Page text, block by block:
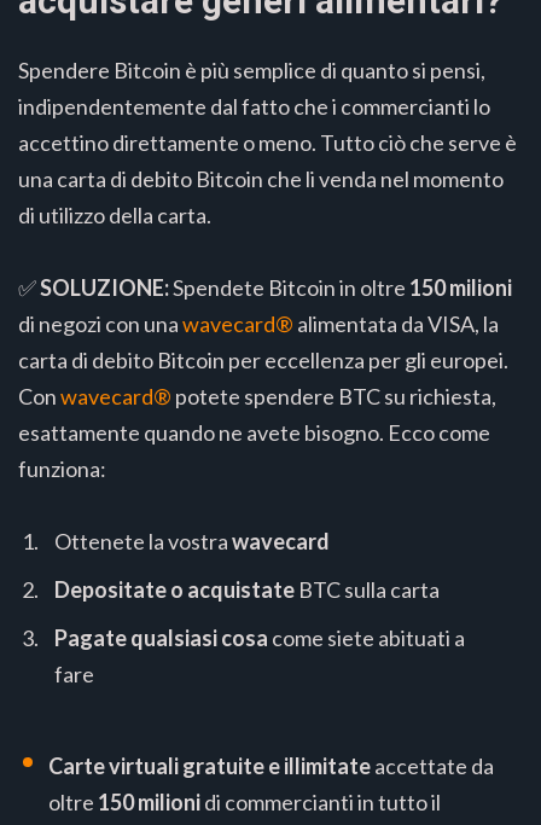
Spendere Bitcoin è più semplice di quanto si pensi,
indipendentemente dal fatto che i commercianti lo
accettino direttamente o meno. Tutto ciò che serve è
una carta di debito Bitcoin che li venda nel momento
di utilizzo della carta.
✅SOLUZIONE:Spendete Bitcoin in oltre 150 milioni
di negozi con unawavecard® alimentata da VISA, la
carta di debito Bitcoin per eccellenza per gli europei.
Conwavecard® potete spendere BTC su richiesta,
esattamente quando ne avete bisogno. Ecco come
funziona:
Ottenete la vostrawavecard
Depositate o acquistate BTC sulla carta
Pagate qualsiasi cosa come siete abituati a
fare
Carte virtuali gratuite e illimitateaccettate da
oltre 150 milionidi commercianti in tutto il